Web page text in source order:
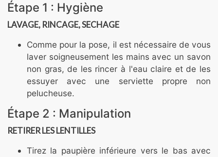
Étape 1 : Hygiène
LAVAGE, RINCAGE,SECHAGE
Comme pour la pose, il est nécessaire de vous
laver soigneusement les mains avec un savon
non gras, de les rincer à l'eau claire et de les
essuyer
avec une serviette propre non
pelucheuse.
Étape 2 : Manipulation
RETIRERLESLENTILLES
Tirez la paupière inférieure vers le bas avec